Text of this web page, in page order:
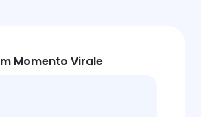
Momento Virale